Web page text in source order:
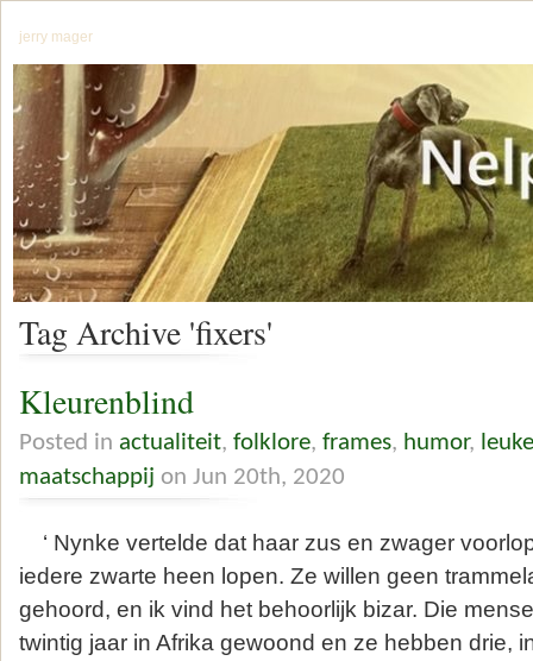
jerry mager
Tag Archive 'fixers'
Kleurenblind
Posted in actualiteit, folklore, frames, humor,
maatschappij on Jun 20th, 2020
‘ Nynke vertelde dat haar zus en zwager
iedere zwarte heen lopen. Ze willen geen
gehoord, en ik vind het behoorlijk bizar. Die
twintig jaar in Afrika gewoond en ze hebben drie,